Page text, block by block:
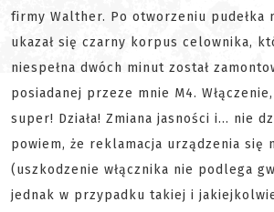
firmy Walther. Po otworzeniu pudełka
ukazał się czarny korpus celownika,
niespełna dwóch minut został
posiadanej przeze mnie M4.
super! Działa! Zmiana jasności i… nie
powiem, że reklamacja urządzenia się
(uszkodzenie włącznika nie podlega
jednak w przypadku takiej i